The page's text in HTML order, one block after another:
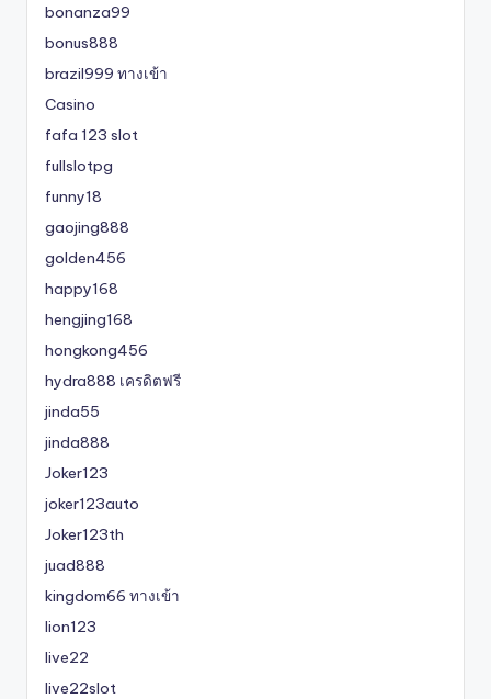
bonanza99
bonus888
brazil999 ทางเข้า
Casino
fafa 123 slot
fullslotpg
funny18
gaojing888
golden456
happy168
hengjing168
hongkong456
hydra888 เครดิตฟรี
jinda55
jinda888
Joker123
joker123auto
Joker123th
juad888
kingdom66 ทางเข้า
lion123
live22
live22slot